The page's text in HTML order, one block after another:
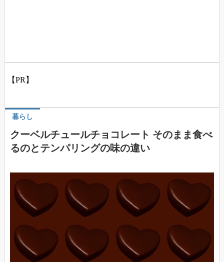
【PR】
暮らし
クーベルチュールチョコレート そのまま食べ
るのとテンパリングの味の違い